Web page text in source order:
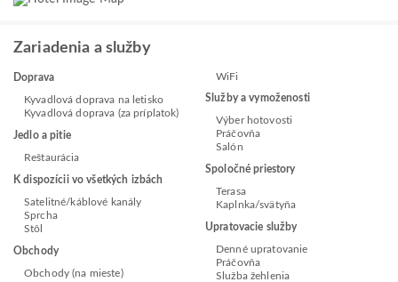
Zariadenia a služby
Doprava
Kyvadlová doprava na letisko
Kyvadlová doprava (za príplatok)
Jedlo a pitie
Reštaurácia
K dispozícii vo všetkých izbách
Satelitné/káblové kanály
Sprcha
Stôl
Obchody
Obchody (na mieste)
WiFi
Služby a vymoženosti
Výber hotovosti
Práčovňa
Salón
Spoločné priestory
Terasa
Kaplnka/svätyňa
Upratovacie služby
Denné upratovanie
Práčovňa
Služba žehlenia